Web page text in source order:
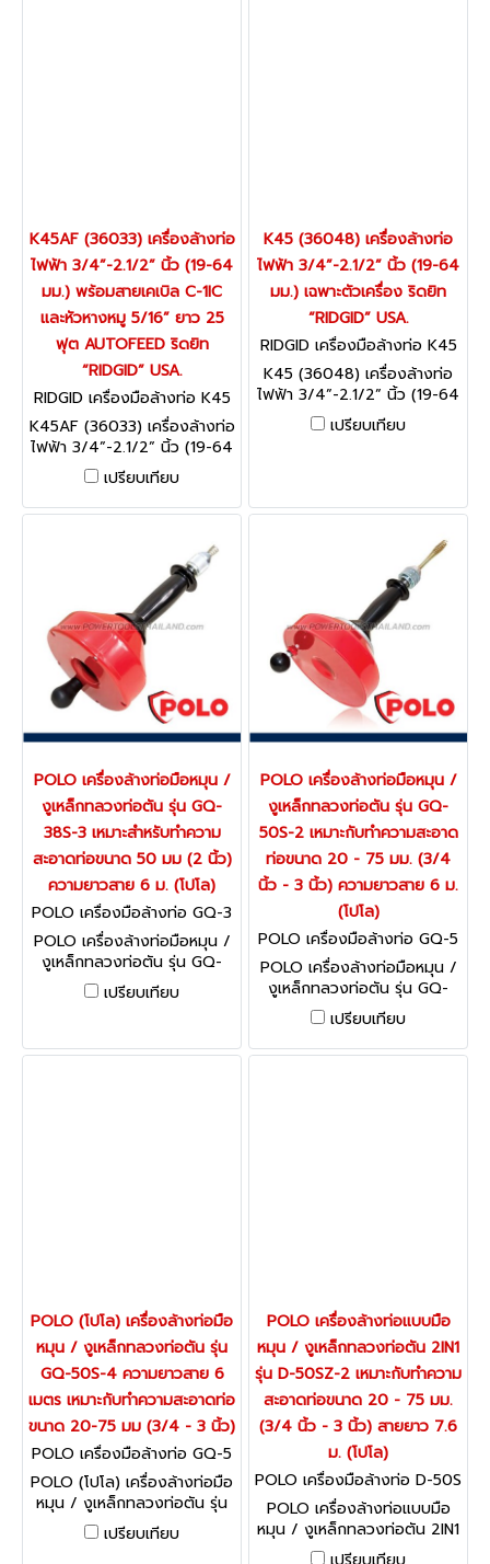
K45AF (36033) เครื่องล้างท่อ
ไฟฟ้า 3/4”-2.1/2” นิ้ว (19-64
มม.) พร้อมสายเคเบิล C-1IC
และหัวหางหมู 5/16” ยาว 25
ฟุต AUTOFEED ริดยิท
“RIDGID” USA.
RIDGID เครื่องมือล้างท่อ K45
AF (36033)
K45AF (36033) เครื่องล้างท่อ
ไฟฟ้า 3/4”-2.1/2” นิ้ว (19-64
มม.) พร้อมสายเคเบิล C-1IC
และหัวหางหมู 5/16” ยาว 25
ฟุต AUTOFEED ริดยิท
เปรียบเทียบ
K45 (36048) เครื่องล้างท่อ
ไฟฟ้า 3/4”-2.1/2” นิ้ว (19-64
มม.) เฉพาะตัวเครื่อง ริดยิท
“RIDGID” USA.
RIDGID เครื่องมือล้างท่อ K45
(36048)
K45 (36048) เครื่องล้างท่อ
ไฟฟ้า 3/4”-2.1/2” นิ้ว (19-64
มม.) เฉพาะตัวเครื่อง ริดยิท
“RIDGID” USA.
เปรียบเทียบ
POLO เครื่องล้างท่อมือหมุน /
งูเหล็กทลวงท่อตัน รุ่น GQ-
38S-3 เหมาะสำหรับทำความ
สะอาดท่อขนาด 50 มม (2 นิ้ว)
ความยาวสาย 6 ม. (โปโล)
POLO เครื่องมือล้างท่อ GQ-3
8S-3
POLO เครื่องล้างท่อมือหมุน /
งูเหล็กทลวงท่อตัน รุ่น GQ-
38S-3 เหมาะสำหรับทำความ
สะอาดท่อขนาด 50 มม (2 นิ้ว)
เปรียบเทียบ
POLO เครื่องล้างท่อมือหมุน /
งูเหล็กทลวงท่อตัน รุ่น GQ-
50S-2 เหมาะกับทำความสะอาด
ท่อขนาด 20 - 75 มม. (3/4
นิ้ว - 3 นิ้ว) ความยาวสาย 6 ม.
(โปโล)
POLO เครื่องมือล้างท่อ GQ-5
0S-2
POLO เครื่องล้างท่อมือหมุน /
งูเหล็กทลวงท่อตัน รุ่น GQ-
50S-2 เหมาะกับทำความสะอาด
ท่อขนาด 20 - 75 มม. (3/4
นิ้ว - 3 นิ้ว) ความยาวสาย 6 ม.
เปรียบเทียบ
POLO (โปโล) เครื่องล้างท่อมือ
หมุน / งูเหล็กทลวงท่อตัน รุ่น
GQ-50S-4 ความยาวสาย 6
เมตร เหมาะกับทำความสะอาดท่อ
ขนาด 20-75 มม (3/4 - 3 นิ้ว)
POLO เครื่องมือล้างท่อ GQ-5
0S-4
POLO (โปโล) เครื่องล้างท่อมือ
หมุน / งูเหล็กทลวงท่อตัน รุ่น
GQ-50S-4 ความยาวสาย 6
เมตร เหมาะกับทำความสะอาดท่อ
เปรียบเทียบ
POLO เครื่องล้างท่อแบบมือ
หมุน / งูเหล็กทลวงท่อตัน 2IN1
รุ่น D-50SZ-2 เหมาะกับทำความ
สะอาดท่อขนาด 20 - 75 มม.
(3/4 นิ้ว - 3 นิ้ว) สายยาว 7.6
ม. (โปโล)
POLO เครื่องมือล้างท่อ D-50S
Z-2
POLO เครื่องล้างท่อแบบมือ
หมุน / งูเหล็กทลวงท่อตัน 2IN1
รุ่น D-50SZ-2 เหมาะกับทำความ